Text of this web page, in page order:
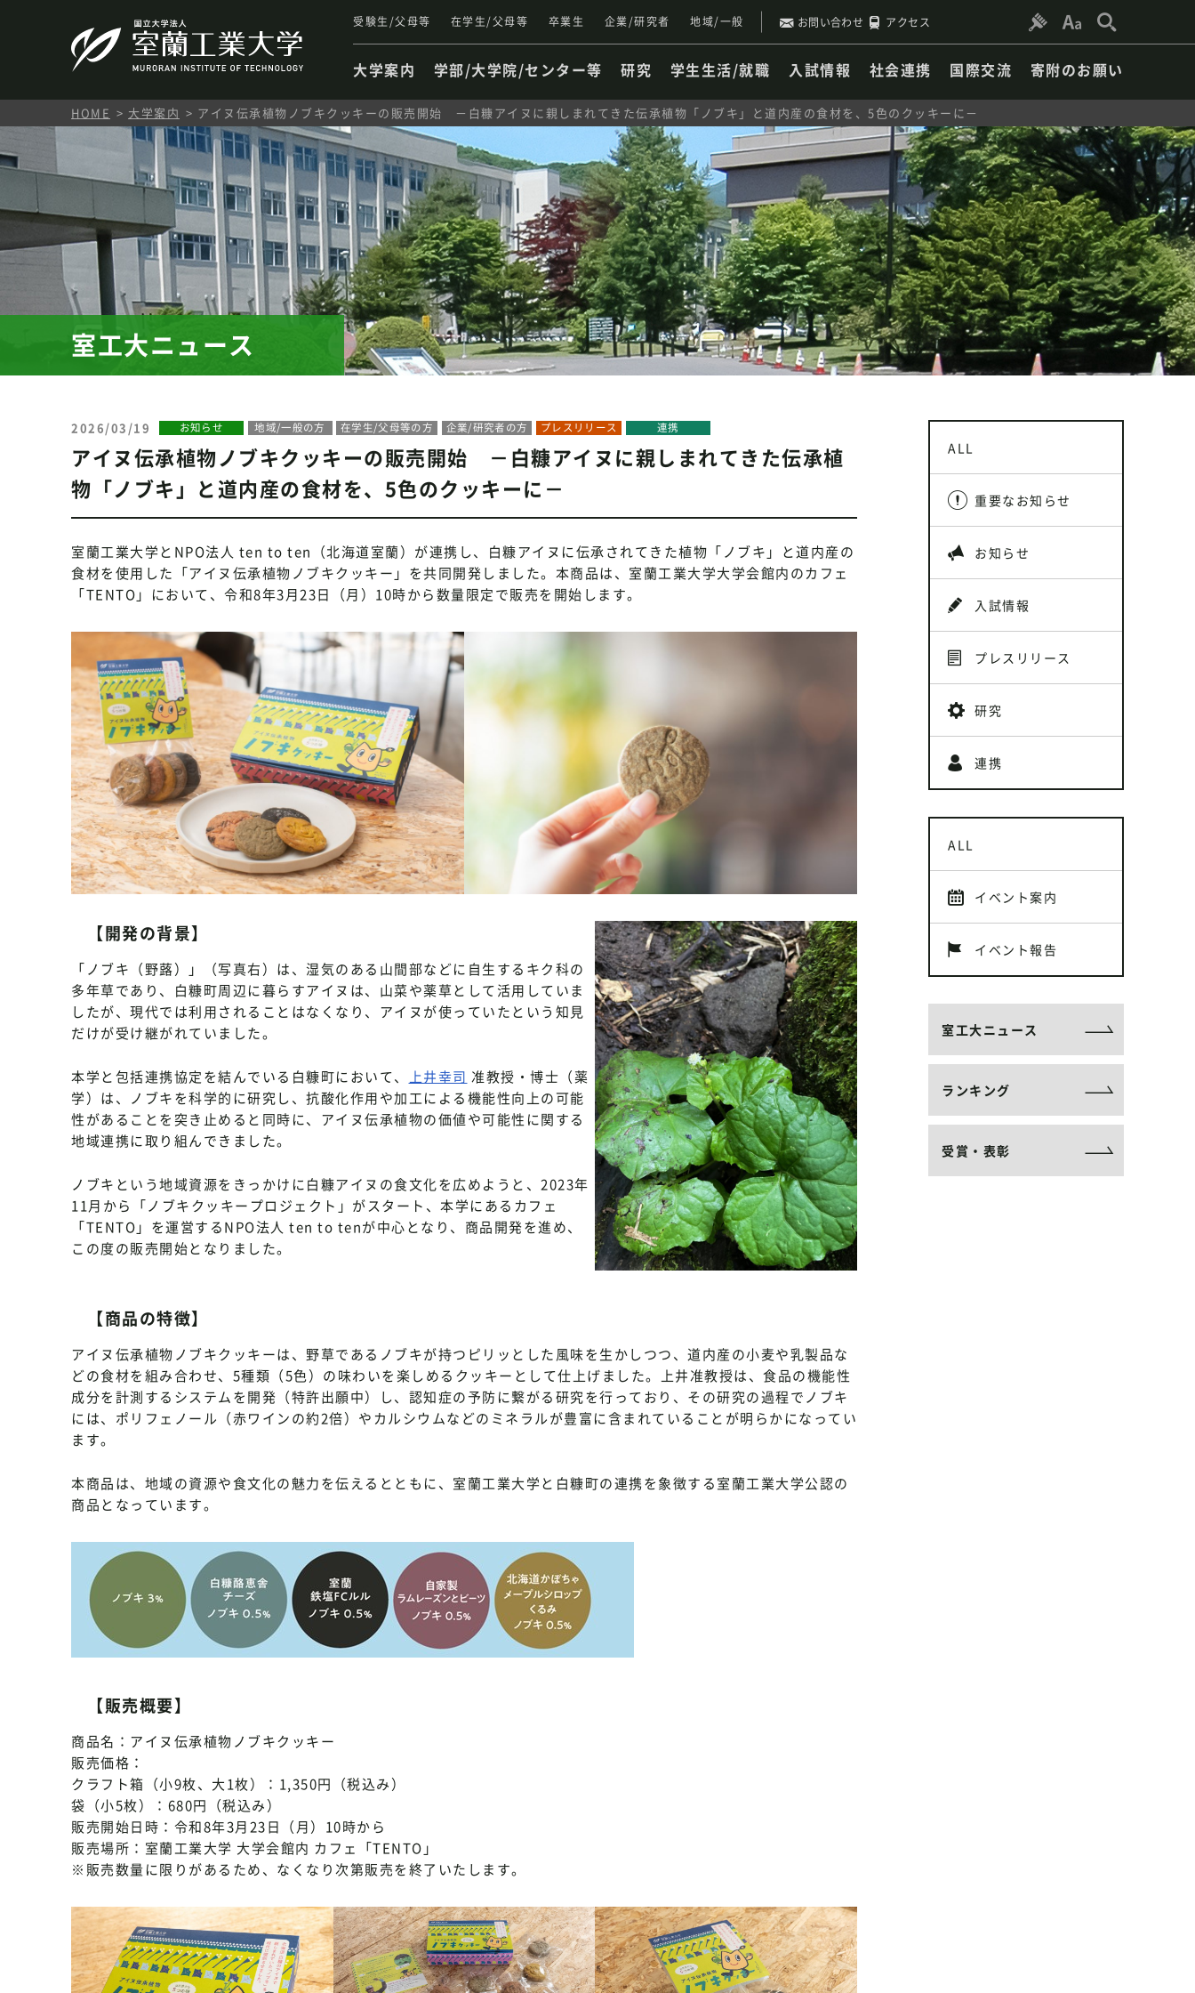
受験生/父母等 在学生/父母等 卒業生 企業/研究者 地域/一般 お問い合わせ アクセス
大学案内 学部/大学院/センター等 研究 学生生活/就職 入試情報 社会連携 国際交流 寄附のお願い
HOME 大学案内 アイヌ伝承植物ノブキクッキーの販売開始 －白糠アイヌに親しまれてきた伝承植物「ノブキ」と道内産の食材を、5色のクッキーに－
室工大ニュース
2026/03/19 お知らせ 地域/一般の方 在学生/父母等の方 企業/研究者の方 プレスリリース 連携
アイヌ伝承植物ノブキクッキーの販売開始 －白糠アイヌに親しまれてきた伝承植
物「ノブキ」と道内産の食材を、5色のクッキーに－
室蘭工業大学とNPO法人 ten to ten（北海道室蘭）が連携し、白糠アイヌに伝承されてきた植物「ノブキ」と道内産の
食材を使用した「アイヌ伝承植物ノブキクッキー」を共同開発しました。本商品は、室蘭工業大学大学会館内のカフェ
「TENTO」において、令和8年3月23日（月）10時から数量限定で販売を開始します。
【開発の背景】
「ノブキ（野蕗）」（写真右）は、湿気のある山間部などに自生するキク科の
多年草であり、白糠町周辺に暮らすアイヌは、山菜や薬草として活用していま
したが、現代では利用されることはなくなり、アイヌが使っていたという知見
だけが受け継がれていました。
本学と包括連携協定を結んでいる白糠町において、 上井幸司 准教授・博士（薬
学）は、ノブキを科学的に研究し、抗酸化作用や加工による機能性向上の可能
性があることを突き止めると同時に、アイヌ伝承植物の価値や可能性に関する
地域連携に取り組んできました。
ノブキという地域資源をきっかけに白糠アイヌの食文化を広めようと、2023年
11月から「ノブキクッキープロジェクト」がスタート、本学にあるカフェ
「TENTO」を運営するNPO法人 ten to tenが中心となり、商品開発を進め、
この度の販売開始となりました。
【商品の特徴】
アイヌ伝承植物ノブキクッキーは、野草であるノブキが持つピリッとした風味を生かしつつ、道内産の小麦や乳製品な
どの食材を組み合わせ、5種類（5色）の味わいを楽しめるクッキーとして仕上げました。上井准教授は、食品の機能性
成分を計測するシステムを開発（特許出願中）し、認知症の予防に繋がる研究を行っており、その研究の過程でノブキ
には、ポリフェノール（赤ワインの約2倍）やカルシウムなどのミネラルが豊富に含まれていることが明らかになってい
ます。
本商品は、地域の資源や食文化の魅力を伝えるとともに、室蘭工業大学と白糠町の連携を象徴する室蘭工業大学公認の
商品となっています。
【販売概要】
商品名：アイヌ伝承植物ノブキクッキー
販売価格：
クラフト箱（小9枚、大1枚）：1,350円（税込み）
袋（小5枚）：680円（税込み）
販売開始日時：令和8年3月23日（月）10時から
販売場所：室蘭工業大学 大学会館内 カフェ「TENTO」
※販売数量に限りがあるため、なくなり次第販売を終了いたします。
ALL
重要なお知らせ
お知らせ
入試情報
プレスリリース
研究
連携
ALL
イベント案内
イベント報告
室工大ニュース
ランキング
受賞・表彰